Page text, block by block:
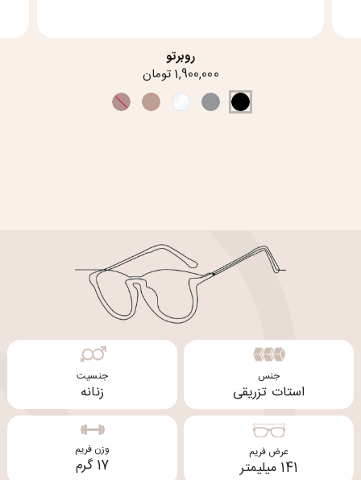
روبرتو
1,900,000 تومان
جنس
استات تزریقی
جنسیت
زنانه
عرض فریم
141 میلیمتر
وزن فریم
17 گرم